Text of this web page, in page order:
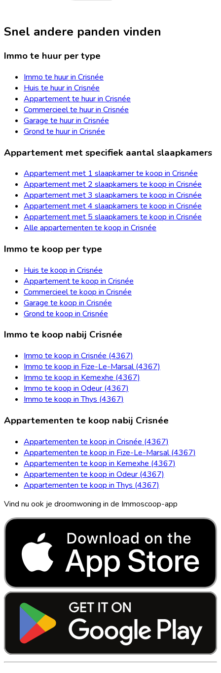
Snel andere panden vinden
Immo te huur per type
Immo te huur in Crisnée
Huis te huur in Crisnée
Appartement te huur in Crisnée
Commercieel te huur in Crisnée
Garage te huur in Crisnée
Grond te huur in Crisnée
Appartement met specifiek aantal slaapkamers
Appartement met 1 slaapkamer te koop in Crisnée
Appartement met 2 slaapkamers te koop in Crisnée
Appartement met 3 slaapkamers te koop in Crisnée
Appartement met 4 slaapkamers te koop in Crisnée
Appartement met 5 slaapkamers te koop in Crisnée
Alle appartementen te koop in Crisnée
Immo te koop per type
Huis te koop in Crisnée
Appartement te koop in Crisnée
Commercieel te koop in Crisnée
Garage te koop in Crisnée
Grond te koop in Crisnée
Immo te koop nabij Crisnée
Immo te koop in Crisnée (4367)
Immo te koop in Fize-Le-Marsal (4367)
Immo te koop in Kemexhe (4367)
Immo te koop in Odeur (4367)
Immo te koop in Thys (4367)
Appartementen te koop nabij Crisnée
Appartementen te koop in Crisnée (4367)
Appartementen te koop in Fize-Le-Marsal (4367)
Appartementen te koop in Kemexhe (4367)
Appartementen te koop in Odeur (4367)
Appartementen te koop in Thys (4367)
Vind nu ook je droomwoning in de Immoscoop-app